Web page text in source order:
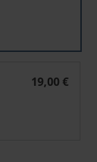
19,00 €